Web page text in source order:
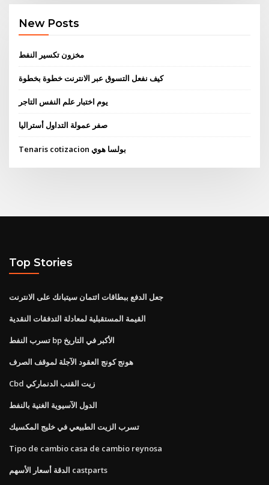
New Posts
مخزون تكسير النفط
كيف نفعل التسوق عبر الانترنت خطوة بخطوة
يوم اختبار علم النفس التاجر
صفر عمولة التداول أستراليا
Tenaris cotizacion بولسا هوي
Top Stories
جعل الدفع ببطاقات ائتمان سيتبانك على الانترنت
القيمة المستقبلية لمعادلة التدفقات النقدية
تسرب النفط bp الأكبر في التاريخ
هونج كونج العقود الآجلة لموقف الصرف
Cbd زيت القنب الدنماركي
الدول الآسيوية الغنية بالنفط
تسرب الزيت الطبيعي في خليج المكسيك
Tipo de cambio casa de cambio reynosa
الدقة أسعار الأسهم castparts